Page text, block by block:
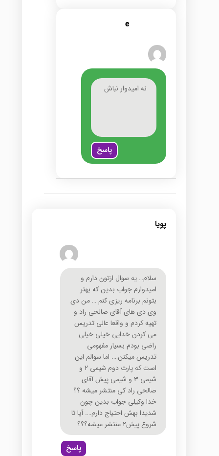
e
نه امیدوار نباش
پاسخ
پویا
سلام… یه سوال ازتون دارم و
امیدوارم جواب بدین که بهتر
بتونم برنامه ریزی کنم … من دی
وی دی های آقای صالحی راد و
تهیه کردم و واقعا عالی تدریس
می کردن خدایی خیلی خیلی
راضی بودم بسیار مفهومی
تدریس میکنن…. اما سوالم این
است که پارت دوم شیمی 2 و
شیمی 3 و شیمی پیش آقای
صالحی راد کی منتشر میشه ؟؟
خدا وکیلی جواب بدین چون
شدیدا بهش احتیاج دارم…. آیا تا
شروع پیش2 منتشر میشه؟؟؟
پاسخ